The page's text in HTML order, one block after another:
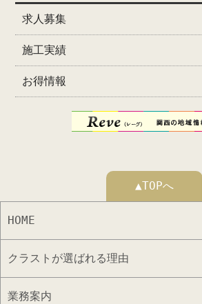
求人募集
施工実績
お得情報
▲TOPへ
HOME
クラストが選ばれる理由
業務案内